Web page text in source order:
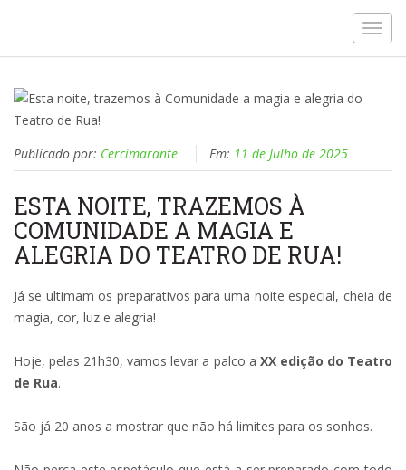
Publicado por: Cercimarante Em: 11 de Julho de 2025
ESTA NOITE, TRAZEMOS À
COMUNIDADE A MAGIA E
ALEGRIA DO TEATRO DE RUA!
Já se ultimam os preparativos para uma noite especial, cheia de
magia, cor, luz e alegria!
Hoje, pelas 21h30, vamos levar a palco a XX edição do Teatro
de Rua.
São já 20 anos a mostrar que não há limites para os sonhos.